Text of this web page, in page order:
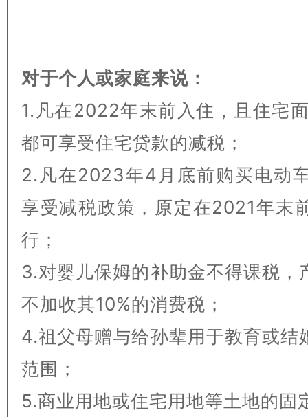
对于个人或家庭来说：
1.凡在2022年末前入住，且住宅
都可享受住宅贷款的减税；
2.凡在2023年4月底前购买电动
享受减税政策，原定在2021年末
行；
3.对婴儿保姆的补助金不得课税，
不加收其10%的消费税；
4.祖父母赠与给孙辈用于教育或结
范围；
5.商业用地或住宅用地等土地的固